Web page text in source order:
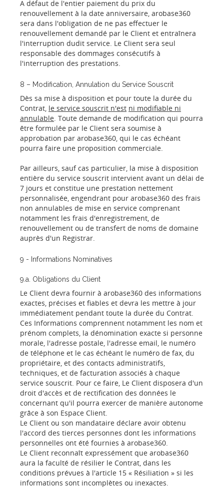
A défaut de l'entier paiement du prix du
renouvellement à la date anniversaire, arobase360
sera dans l'obligation de ne pas effectuer le
renouvellement demandé par le Client et entraînera
l'interruption dudit service. Le Client sera seul
responsable des dommages consécutifs à
l'interruption des prestations.
8 – Modification, Annulation du Service Souscrit
Dès sa mise à disposition et pour toute la durée du
Contrat, le service souscrit n'est ni modifiable ni
annulable. Toute demande de modification qui pourra
être formulée par le Client sera soumise à
approbation par arobase360, qui le cas échéant
pourra faire une proposition commerciale.
Par ailleurs, sauf cas particulier, la mise à disposition
entière du service souscrit intervient avant un délai de
7 jours et constitue une prestation nettement
personnalisée, engendrant pour arobase360 des frais
non annulables de mise en service comprenant
notamment les frais d'enregistrement, de
renouvellement ou de transfert de noms de domaine
auprès d'un Registrar.
9 - Informations Nominatives
9.a. Obligations du Client
Le Client devra fournir à arobase360 des informations
exactes, précises et fiables et devra les mettre à jour
immédiatement pendant toute la durée du Contrat.
Ces Informations comprennent notamment les nom et
prénom complets, la dénomination exacte si personne
morale, l'adresse postale, l'adresse email, le numéro
de téléphone et le cas échéant le numéro de fax, du
propriétaire, et des contacts administratifs,
techniques, et de facturation associés à chaque
service souscrit. Pour ce faire, Le Client disposera d'un
droit d'accès et de rectification des données le
concernant qu'il pourra exercer de manière autonome
grâce à son Espace Client.
Le Client ou son mandataire déclare avoir obtenu
l'accord des tierces personnes dont les informations
personnelles ont été fournies à arobase360.
Le Client reconnaît expressément que arobase360
aura la faculté de résilier le Contrat, dans les
conditions prévues à l'article 15 « Résiliation » si les
informations sont incomplètes ou inexactes.